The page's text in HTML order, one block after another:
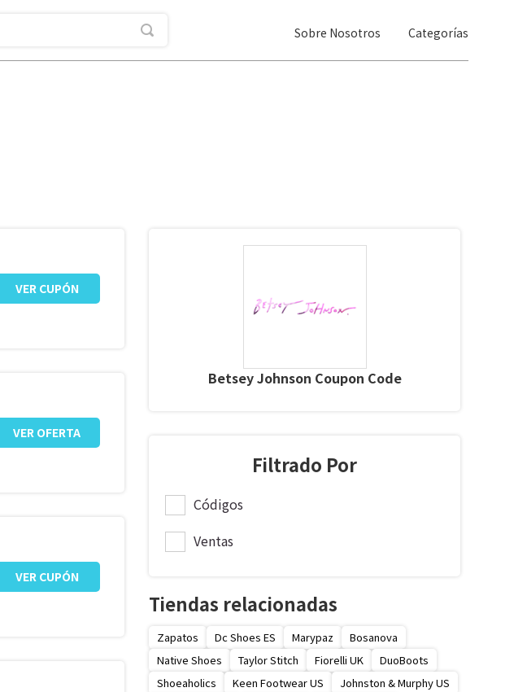
Sobre Nosotros Categorías
VER CUPÓN
VER OFERTA
VER CUPÓN
Betsey Johnson Coupon Code
Filtrado Por
Códigos
Ventas
Tiendas relacionadas
Zapatos Dc Shoes ES Marypaz
Bosanova
Native Shoes
Taylor Stitch Fiorelli UK
DuoBoots
Shoeaholics
Keen Footwear US
Johnston & Murphy US